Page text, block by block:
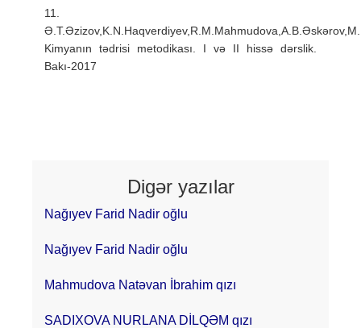
11.
Kimyanın tədrisi metodikası. I və II hissə dərslik.
Bakı-2017
Digər yazılar
Nağıyev Farid Nadir oğlu
Nağıyev Farid Nadir oğlu
Mahmudova Natəvan İbrahim qızı
SADIXOVA NURLANA DİLQƏM qızı